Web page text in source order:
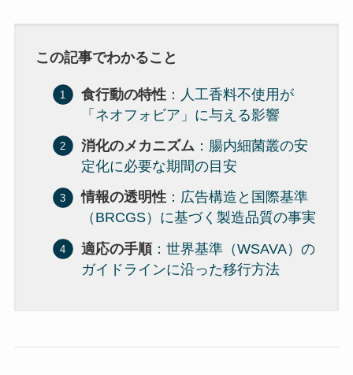
この記事でわかること
食行動の特性 ：人工香料不使用が
「ネオフォビア」に与える影響
消化のメカニズム ：腸内細菌叢の安
定化に必要な期間の目安
情報の透明性 ：広告構造と国際基準
（BRCGS）に基づく製造品質の事実
適応の手順：世界基準（WSAVA）の
ガイドラインに沿った移行方法